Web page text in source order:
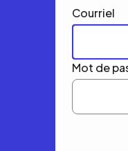
Courriel
Mot de